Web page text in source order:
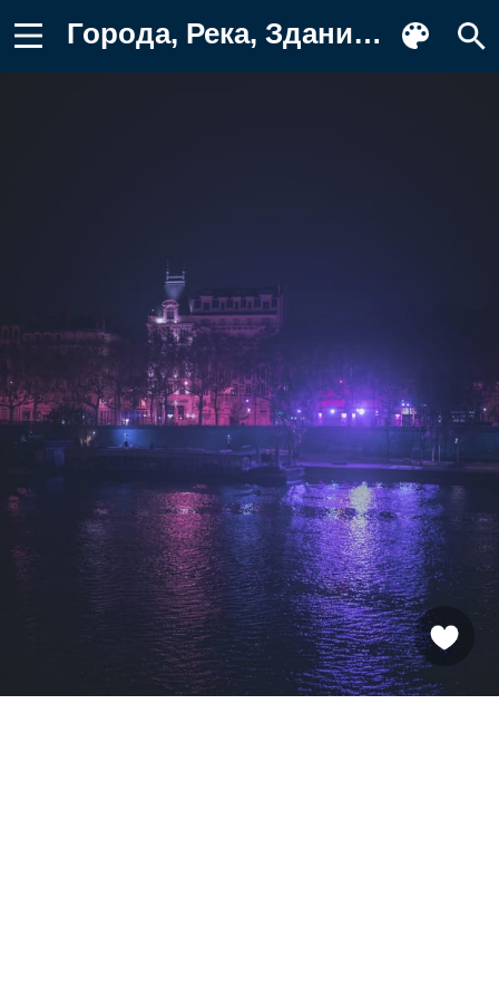
Города, Река, Здания, Город, Неон Фотография